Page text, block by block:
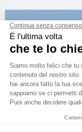
CATALOGARE
Scopri la
SFOGLIA IL CATALOGO